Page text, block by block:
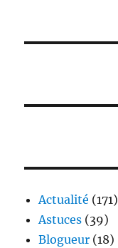
Actualité (171)
Astuces (39)
Blogueur (18)